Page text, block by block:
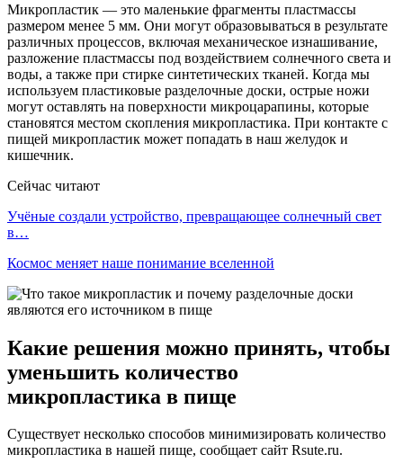
Микропластик — это маленькие фрагменты пластмассы
размером менее 5 мм. Они могут образовываться в результате
различных процессов, включая механическое изнашивание,
разложение пластмассы под воздействием солнечного света и
воды, а также при стирке синтетических тканей. Когда мы
используем пластиковые разделочные доски, острые ножи
могут оставлять на поверхности микроцарапины, которые
становятся местом скопления микропластика. При контакте с
пищей микропластик может попадать в наш желудок и
кишечник.
Сейчас читают
Учёные создали устройство, превращающее солнечный свет
в…
Космос меняет наше понимание вселенной
Какие решения можно принять, чтобы
уменьшить количество
микропластика в пище
Существует несколько способов минимизировать количество
микропластика в нашей пище, сообщает сайт Rsute.ru.